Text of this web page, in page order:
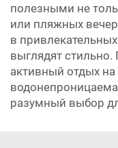
полезными не
или пляжных
в
выглядят
активный отдых
разумный выбор